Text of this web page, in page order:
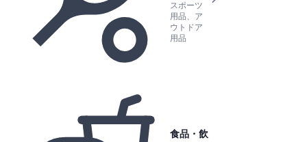
スポーツ
用品、ア
ウトドア
用品
食品・飲